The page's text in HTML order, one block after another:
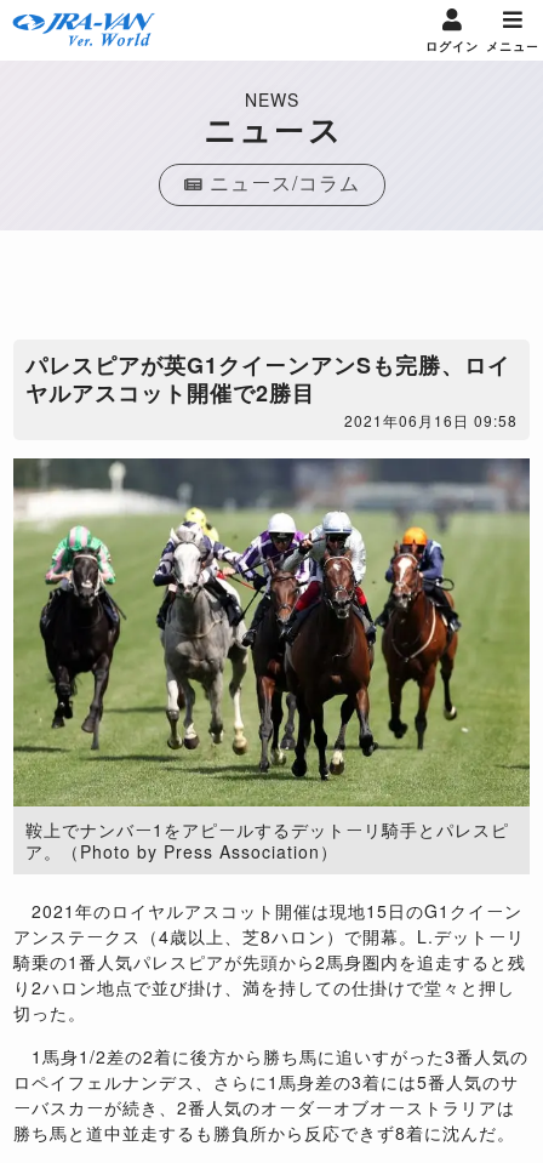
ログイン メニュー
NEWS
ニュース
ニュース/コラム
パレスピアが英G1クイーンアンSも完勝、ロイ
ヤルアスコット開催で2勝目
2021年06月16日 09:58
鞍上でナンバー1をアピールするデットーリ騎手とパレスピ
ア。（Photo by Press Association）
2021年のロイヤルアスコット開催は現地15日のG1クイーン
アンステークス（4歳以上、芝8ハロン）で開幕。L.デットーリ
騎乗の1番人気パレスピアが先頭から2馬身圏内を追走すると残
り2ハロン地点で並び掛け、満を持しての仕掛けで堂々と押し
切った。
1馬身1/2差の2着に後方から勝ち馬に追いすがった3番人気の
ロペイフェルナンデス、さらに1馬身差の3着には5番人気のサ
ーバスカーが続き、2番人気のオーダーオブオーストラリアは
勝ち馬と道中並走するも勝負所から反応できず8着に沈んだ。